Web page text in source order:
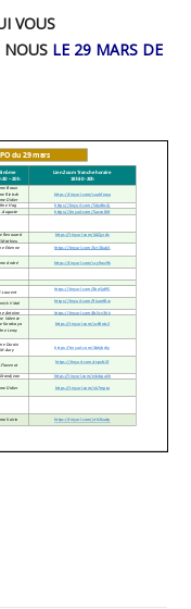
VOUS
NOUS LE 29 MARS DE